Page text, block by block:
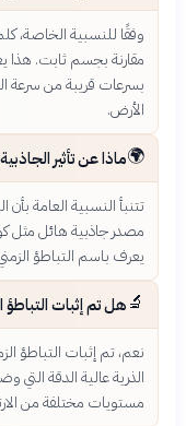
وفقًا للنسبية الخاصة،
مقارنة بجسم ثابت. هذا
بسرعات قريبة من سرعة
الأرض.
🌍ماذا عن تأثير
تتنبأ النسبية العامة بأن
مصدر جاذبية هائل مثل
يعرف باسم التباطؤ الزمني
🔬هل تم إثبات التباطؤ
نعم، تم إثبات التباطؤ
الذرية عالية الدقة
مستويات مختلفة من